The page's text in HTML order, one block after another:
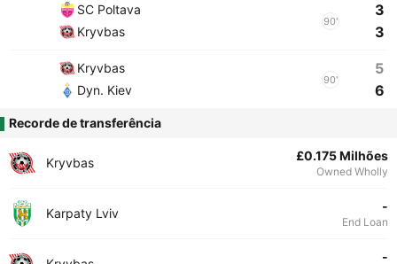
SC Poltava
Kryvbas
90'
3
3
Kryvbas
Dyn. Kiev
90'
5
6
Recorde de transferência
Kryvbas £0.175 Milhões
Owned Wholly
Karpaty Lviv -
End Loan
-